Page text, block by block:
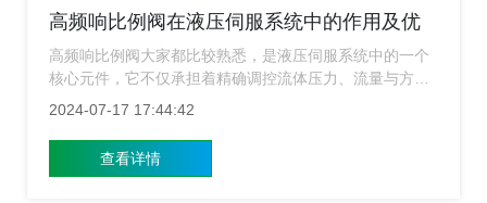
高频响比例阀在液压伺服系统中的作用及优
势？
高频响比例阀大家都比较熟悉，是液压伺服系统中的一个
核心元件，它不仅承担着精确调控流体压力、流量与方向
的作用，还是实现系统快速响应、高精度控制的关键所
哪些？
2024-07-17 17:44:42
查看详情